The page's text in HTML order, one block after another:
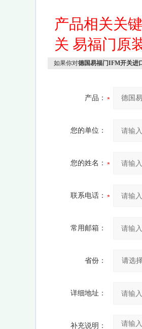
产品相关关
关 易福门原
如果你对德国易福门IFM开关进
产品：
您的单位：
您的姓名：
联系电话：
常用邮箱：
省份：
详细地址：
补充说明：